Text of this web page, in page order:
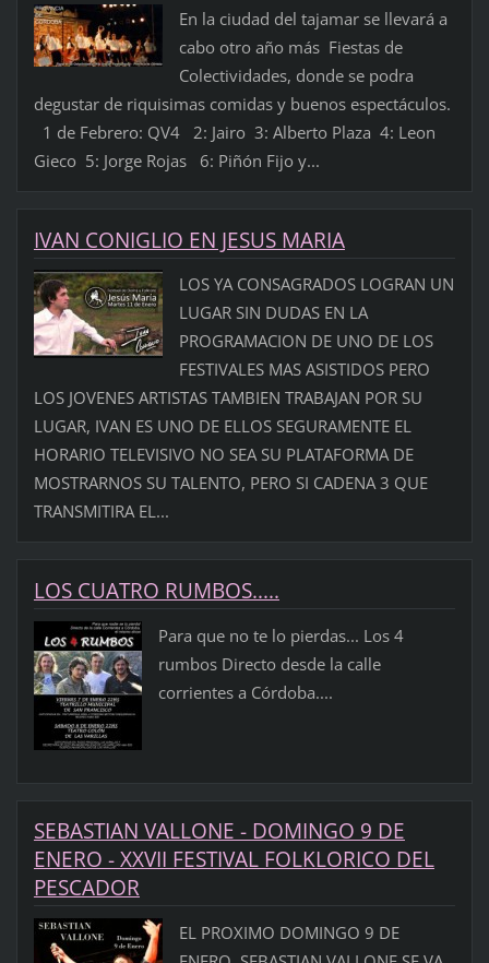
En la ciudad del tajamar se llevará a
cabo otro año más Fiestas de
Colectividades, donde se podra
degustar de riquisimas comidas y buenos espectáculos.
1 de Febrero: QV4 2: Jairo 3: Alberto Plaza 4: Leon
Gieco 5: Jorge Rojas 6: Piñón Fijo y...
IVAN CONIGLIO EN JESUS MARIA
LOS YA CONSAGRADOS LOGRAN UN
LUGAR SIN DUDAS EN LA
PROGRAMACION DE UNO DE LOS
FESTIVALES MAS ASISTIDOS PERO
LOS JOVENES ARTISTAS TAMBIEN TRABAJAN POR SU
LUGAR, IVAN ES UNO DE ELLOS SEGURAMENTE EL
HORARIO TELEVISIVO NO SEA SU PLATAFORMA DE
MOSTRARNOS SU TALENTO, PERO SI CADENA 3 QUE
TRANSMITIRA EL...
LOS CUATRO RUMBOS.....
Para que no te lo pierdas... Los 4
rumbos Directo desde la calle
corrientes a Córdoba....
SEBASTIAN VALLONE - DOMINGO 9 DE
ENERO - XXVII FESTIVAL FOLKLORICO DEL
PESCADOR
EL PROXIMO DOMINGO 9 DE